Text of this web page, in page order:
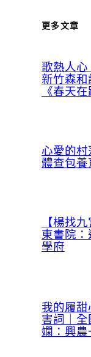
更多文章
歌熱人
新竹森
《春天在
心愛的
體查包
【楊找
東書院
學府
我的履
害詞｜
嫻：興